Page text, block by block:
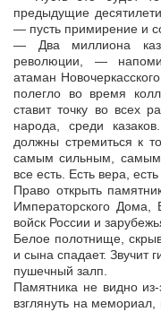
предыдущие
— пусть примирение и
— Два миллиона
революции, —
атаман
полегло во время
ставит точку во всех
народа, среди
должны стремиться к
самым сильным, самым
все есть. Есть вера,
Право открыть
Императорского Дома,
войск России и
Белое полотнище,
и сына спадает. Звучит
пушечный залп.
Памятника не видно
взглянуть на